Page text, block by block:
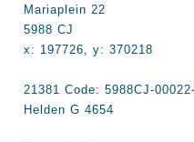
Mariaplein 22
5988 CJ
x: 197726, y: 370218
21381 Code: 5988CJ-
Helden G 4654